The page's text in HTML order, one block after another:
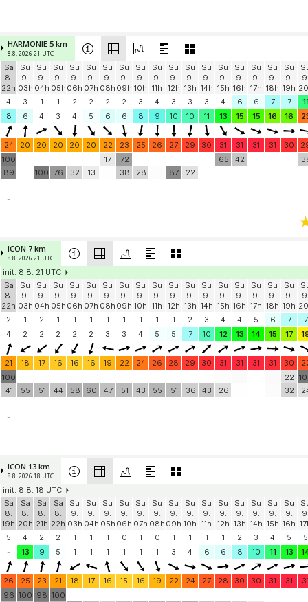
HARMONIE 5 km
8.8. 2026 21 UTC
Sa
8.
22h
Su
9.
03h
Su
9.
04h
Su
9.
05h
Su
9.
06h
Su
9.
07h
Su
9.
08h
Su
9.
09h
Su
9.
10h
Su
9.
11h
Su
9.
12h
Su
9.
13h
Su
9.
14h
Su
9.
15h
Su
9.
16h
Su
9.
17h
Su
9.
18h
Su
9.
19h
4
3 1 1 2 2 2 2 3 4 3 3 3 4 6 6 7 7
8
6 4 3 4 5 6 6 8 9 10 10 11 13 15 15 16 16
24 20 20 20 20 20 22 23 25 26 27 29 30 31 31 31 31 30
100
89
100 76 32 13
17
72
38
28 87 22
65 42
-
ICON 7 km
8.8. 2026 21 UTC
init: 8.8. 21 UTC
Sa
8.
22h
Su
9.
03h
Su
9.
04h
Su
9.
05h
Su
9.
06h
Su
9.
07h
Su
9.
08h
Su
9.
09h
Su
9.
10h
Su
9.
11h
Su
9.
12h
Su
9.
13h
Su
9.
14h
Su
9.
15h
Su
9.
16h
Su
9.
17h
Su
9.
18h
Su
9.
19h
2
1 2 1 1 1 1 1 1 1 1 2 3 4 4 5 6 7
7
4
2 2 2 2 2 3 3 4 5 5 7 10 12 13 14 15 17
21 18 17 16 16 16 19 22 24 26 28 29 30 31 31 31 31 30
100
41
55 51 44 58 60 47 51 43 55 51 36 43 26
22
32
-
ICON 13 km
8.8. 2026 18 UTC
init: 8.8. 18 UTC
Sa
8.
19h
Sa
8.
20h
Sa
8.
21h
Sa
8.
22h
Su
9.
03h
Su
9.
04h
Su
9.
05h
Su
9.
06h
Su
9.
07h
Su
9.
08h
Su
9.
09h
Su
9.
10h
Su
9.
11h
Su
9.
12h
Su
9.
13h
Su
9.
14h
Su
9.
15h
Su
9.
16h
5
4 2 2 1 1 1 0 1 0 1 1 1 1 2 3 4 5
5
-
13 9 5 1 1 1 1 1 1 3 4 6 6 8 10 11 13
26 25 23 21 18 17 16 15 16 19 22 24 27 28 30 30 31 31
96 100 98 100